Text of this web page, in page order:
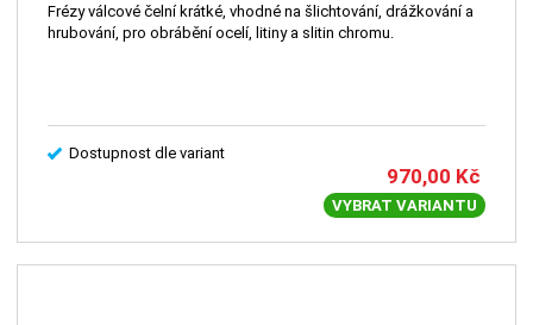
Frézy válcové čelní krátké, vhodné na šlichtování, drážkování a
hrubování, pro obrábění ocelí, litiny a slitin chromu.
Dostupnost dle variant
970,00 Kč
VYBRAT VARIANTU